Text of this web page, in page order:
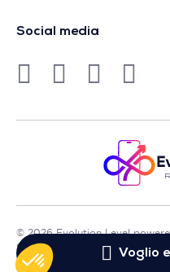
Voglio
Social media
© 2026 Evolution Level
SA - Sede in Avenue Lénine,
- P.IVA FR01513969402 - Tutti